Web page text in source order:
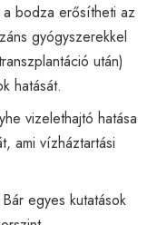
bodza erősítheti az
gyógyszerekkel
után)
hatását.
vizelethajtó hatása
ami vízháztartási
Bár egyes kutatások